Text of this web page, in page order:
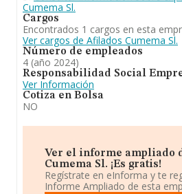
Cumema Sl.
Cargos
Encontrados 1 cargos en esta
Ver cargos de Afilados Cumema Sl.
Número de empleados
4 (año 2024)
Responsabilidad Social
Ver Información
Cotiza en Bolsa
NO
Ver el informe ampliado
Cumema Sl. ¡Es gratis!
Regístrate en eInforma y te
Informe Ampliado de esta